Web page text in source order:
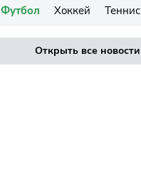
Футбол Хоккей Теннис
Открыть все новости